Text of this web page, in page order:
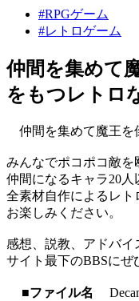
#RPGゲーム
#レトロゲーム
仲間を集めて
をもつレトロ
仲間を集めて魔王を
みんなでポコポコ敵を
仲間になるキャラ20人
全素材自作によるレト
お楽しみください。
感想、説教、アドバイ
サイト最下のBBSにぜ
■ファイル名